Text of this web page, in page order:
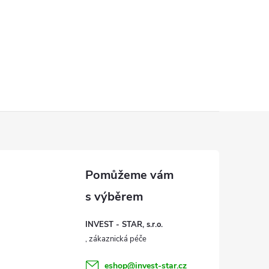
INVEST - STAR, s.r.o.
eshop@invest-star.cz